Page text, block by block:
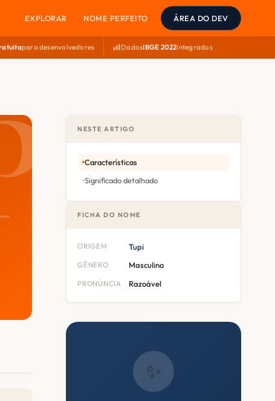
EXPLORAR NOME PERFEITO ÁREA DO DEV
para desenvolvedores DadosIBGE 2022integrados
NESTE ARTIGO
Características
Significado detalhado
FICHA DO NOME
ORIGEM Tupi
GÊNERO Masculino
PRONÚNCIA Razoável
✨